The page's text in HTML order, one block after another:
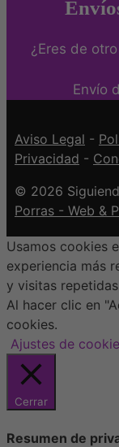
¿Eres de
Envío
Aviso Legal -
Privacidad -
© 2026
Porras - Web &
Usamos cookies
experiencia más
y visitas
Al hacer clic en
cookies.
Ajustes de
Cerrar
Resumen de